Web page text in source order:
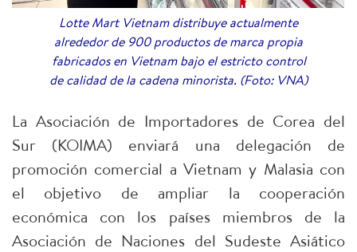
Lotte Mart Vietnam distribuye actualmente
alrededor de 900 productos de marca propia
fabricados en Vietnam bajo el estricto control
de calidad de la cadena minorista. (Foto: VNA)
La Asociación de Importadores de Corea del
Sur (KOIMA) enviará una delegación de
promoción comercial a Vietnam y Malasia con
el objetivo de ampliar la cooperación
económica con los países miembros de la
Asociación de Naciones del Sudeste Asiático